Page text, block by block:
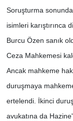
Soruşturma
isimleri
Burcu Özen sanık
Ceza Mahkemesi
Ancak mahkeme
duruşmaya
ertelendi. İkinci
avukatına da